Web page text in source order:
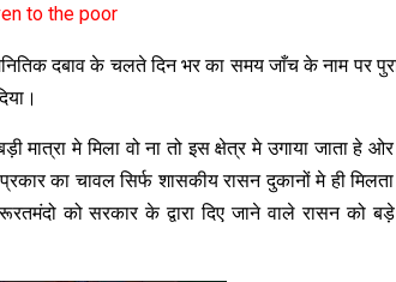
to the poor
दबाव के चलते दिन भर का समय जाँच के नाम पर
मे मिला वो ना तो इस क्षेत्र मे उगाया जाता हे
का चावल सिर्फ शासकीय रासन दुकानों मे ही
को सरकार के द्वारा दिए जाने वाले रासन को